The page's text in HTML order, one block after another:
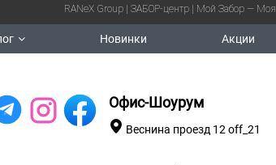
RANeX Group | ЗАБОР-центр | Мой Забор — Моя
Новинки Акции
Офис-Шоурум
Веснина проезд 12 off_21